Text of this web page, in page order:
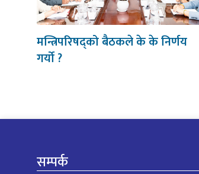
मन्त्रिपरिषद्को बैठकले के के निर्णय
गर्यो ?
सम्पर्क